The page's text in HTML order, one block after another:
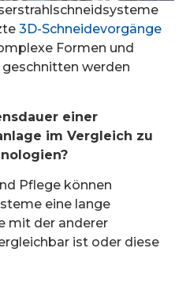
3D-Schneidevorgänge
Formen und
werden
einer
im Vergleich zu
Pflege können
eine lange
mit der anderer
ist oder diese